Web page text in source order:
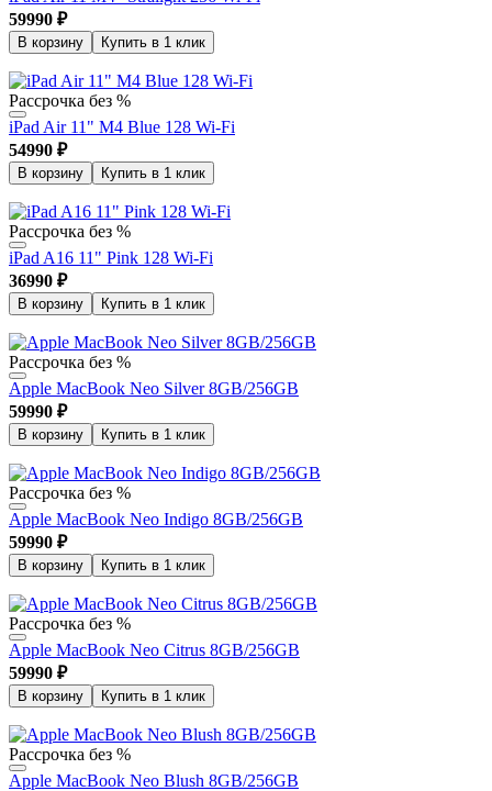
59990 ₽
В корзину Купить в 1 клик
Рассрочка без %
iPad Air 11" M4 Blue 128 Wi-Fi
54990 ₽
В корзину Купить в 1 клик
Рассрочка без %
iPad A16 11" Pink 128 Wi-Fi
36990 ₽
В корзину Купить в 1 клик
Рассрочка без %
Apple MacBook Neo Silver 8GB/256GB
59990 ₽
В корзину Купить в 1 клик
Рассрочка без %
Apple MacBook Neo Indigo 8GB/256GB
59990 ₽
В корзину Купить в 1 клик
Рассрочка без %
Apple MacBook Neo Citrus 8GB/256GB
59990 ₽
В корзину Купить в 1 клик
Рассрочка без %
Apple MacBook Neo Blush 8GB/256GB